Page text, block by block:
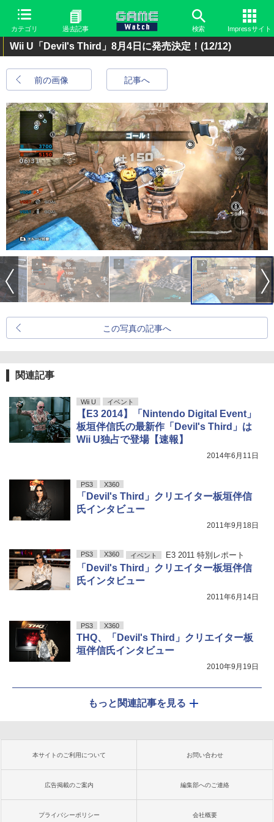
カテゴリ 過去記事 検索 Impressサイト
Wii U「Devil's Third」8月4日に発売決定！ (12/12)
前の画像 記事へ
この写真の記事へ
関連記事
Wii U イベント
【E3 2014】「Nintendo Digital Event」
板垣伴信氏の最新作「Devil's Third」は
Wii U独占で登場【速報】
2014年6月11日
PS3 X360
「Devil's Third」クリエイター板垣伴信
氏インタビュー
2011年9月18日
PS3 X360 イベント E3 2011 特別レポート
「Devil's Third」クリエイター板垣伴信
氏インタビュー
2011年6月14日
PS3 X360
THQ、「Devil's Third」クリエイター板
垣伴信氏インタビュー
2010年9月19日
もっと関連記事を見る
本サイトのご利用について お問い合わせ
広告掲載のご案内 編集部へのご連絡
プライバシーポリシー 会社概要